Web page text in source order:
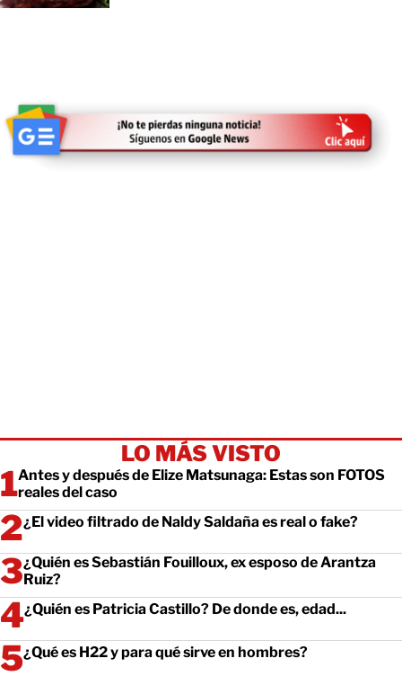
LO MÁS VISTO
Antes y después de Elize Matsunaga: Estas son FOTOS
reales del caso
¿El video filtrado de Naldy Saldaña es real o fake?
¿Quién es Sebastián Fouilloux, ex esposo de Arantza
Ruiz?
¿Quién es Patricia Castillo? De donde es, edad...
¿Qué es H22 y para qué sirve en hombres?